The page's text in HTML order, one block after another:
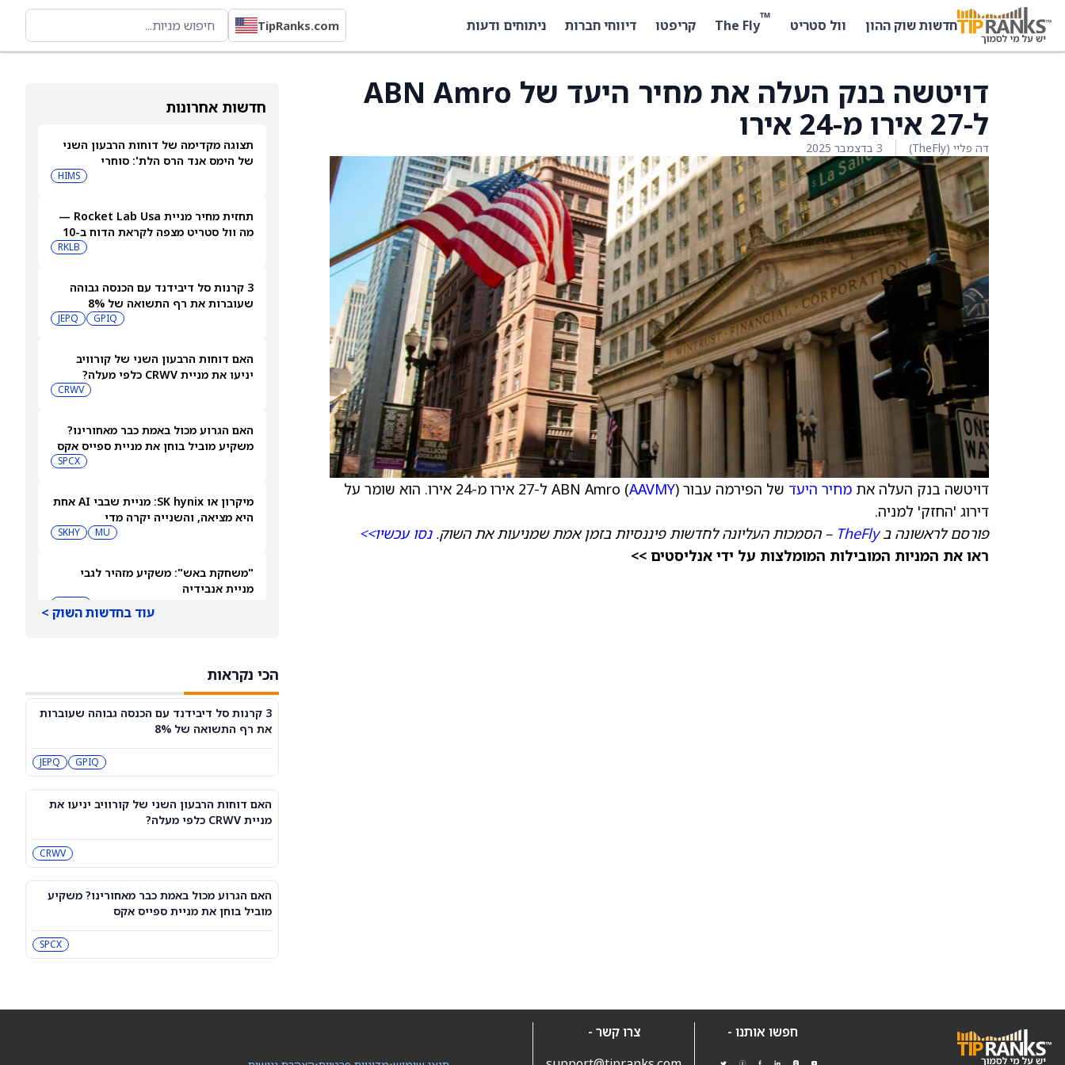
חדשות שוק ההון וול סטריט ™
The Fly קריפטו דיווחי חברות ניתוחים ודעות TipRanks.com
חדשות אחרונות
תצוגה מקדימה של דוחות הרבעון השני
של הימס אנד הרס הלת': סוחרי
האופציות נערכים לתנועה של 14.5%HIMS
תחזית מחיר מניית Rocket Lab Usa —
מה וול סטריט מצפה לקראת הדוח ב-10
RKLB
3 קרנות סל דיבידנד עם הכנסה גבוהה
שעוברות את רף התשואה של 8%
GPIQ
JEPQ
האם דוחות הרבעון השני של קורוויב
יניעו את מניית CRWV כלפי מעלה?
CRWV
האם הגרוע מכול באמת כבר מאחורינו?
משקיע מוביל בוחן את מניית ספייס אקס
SPCX
מיקרון או SK hynix: מניית שבבי AI אחת
היא מציאה, והשנייה יקרה מדי
MU
SKHY
"משחקת באש": משקיע מזהיר לגבי
מניית אנבידיה
עסקת קורסור של ספייס אקס בשווי 60
מיליארד דולר עשויה להיסגר כבר בשבוע
הבא… אבל המותג Cursor עלול להיעלם
SPCX
PC:CURSO
מניית מעקב? ג'פריס גרופ שוקלת את
הספקולציות על מיזוג בין SpaceX
לטסלה
3 תעודות הסל הטובות ביותר להשקעה,
VV
שוק המניות היום: SPY ו-QQQ עלו לאחר
שדוח תעסוקה מאכזב שינה את ציפיות
הריבית
DIA
QQQ
עוד בחדשות השוק >
הכי נקראות
3 קרנות סל דיבידנד עם הכנסה גבוהה שעוברות
את רף התשואה של 8%
GPIQ
JEPQ
האם דוחות הרבעון השני של קורוויב יניעו את
מניית CRWV כלפי מעלה?
CRWV
האם הגרוע מכול באמת כבר מאחורינו? משקיע
מוביל בוחן את מניית ספייס אקס
SPCX
דויטשה בנק העלה את מחיר היעד של ABN Amro
ל-27 אירו מ-24 אירו
דה פליי (TheFly) 3 בדצמבר 2025
דויטשה בנק העלה את מחיר היעד של הפירמה עבור ABN Amro ( AAVMY
) ל-27 אירו מ-24 אירו. הוא שומר על
דירוג 'החזק' למניה.
פורסם לראשונה בTheFly – הסמכות העליונה לחדשות פיננסיות בזמן אמת שמניעות את השוק.נסו עכשיו>>
ראו את המניות המובילות המומלצות על ידי אנליסטים >>
חפשו אותנו -
צרו קשר -